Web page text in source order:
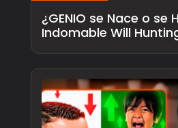
¿GENIO se Nace o se
Indomable Will